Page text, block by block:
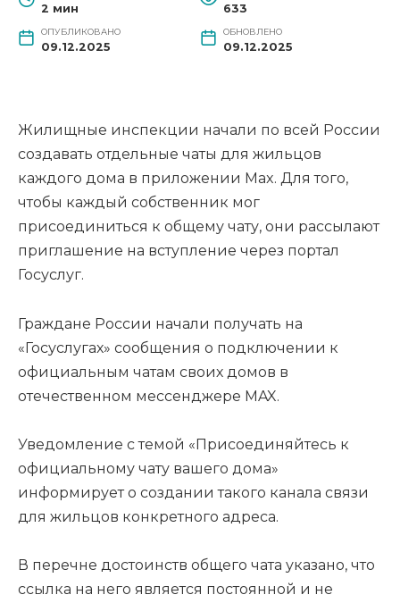
2 мин 633
ОПУБЛИКОВАНО
09.12.2025
ОБНОВЛЕНО
09.12.2025
Жилищные инспекции начали по всей России
создавать отдельные чаты для жильцов
каждого дома в приложении Max. Для того,
чтобы каждый собственник мог
присоединиться к общему чату, они рассылают
приглашение на вступление через портал
Госуслуг.
Граждане России начали получать на
«Госуслугах» сообщения о подключении к
официальным чатам своих домов в
отечественном мессенджере MAX.
Уведомление с темой «Присоединяйтесь к
официальному чату вашего дома»
информирует о создании такого канала связи
для жильцов конкретного адреса.
В перечне достоинств общего чата указано, что
ссылка на него является постоянной и не